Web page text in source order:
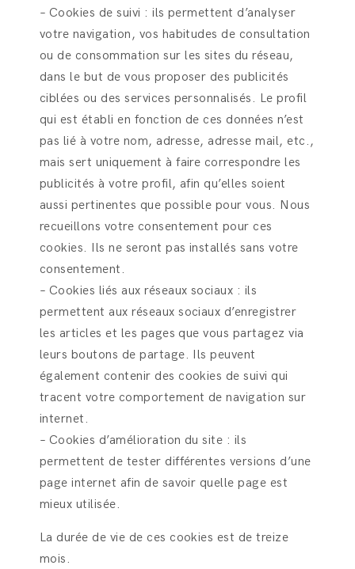
– Cookies de suivi : ils permettent d’analyser
votre navigation, vos habitudes de consultation
ou de consommation sur les sites du réseau,
dans le but de vous proposer des publicités
ciblées ou des services personnalisés. Le profil
qui est établi en fonction de ces données n’est
pas lié à votre nom, adresse, adresse mail, etc.,
mais sert uniquement à faire correspondre les
publicités à votre profil, afin qu’elles soient
aussi pertinentes que possible pour vous. Nous
recueillons votre consentement pour ces
cookies. Ils ne seront pas installés sans votre
consentement.
– Cookies liés aux réseaux sociaux : ils
permettent aux réseaux sociaux d’enregistrer
les articles et les pages que vous partagez via
leurs boutons de partage. Ils peuvent
également contenir des cookies de suivi qui
tracent votre comportement de navigation sur
internet.
– Cookies d’amélioration du site : ils
permettent de tester différentes versions d’une
page internet afin de savoir quelle page est
mieux utilisée.
La durée de vie de ces cookies est de treize
mois.